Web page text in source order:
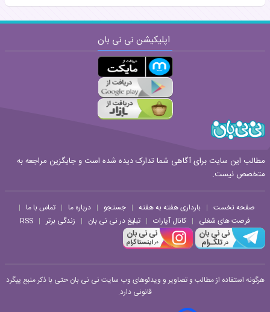
اپلیکیشن نی نی بان
مطالب این سایت برای آگاهی شما تدارک دیده شده است و جایگزین مراجعه به
متخصص نیست.
صفحه نخست | بارداری هفته به هفته | جستجو | درباره ما | تماس با ما |
فرصت های شغلی | کانال آپارات | تبلیغ در نی نی بان | زندگی برتر |
RSS
هرگونه استفاده از مطالب و تصاویر و ویدئوهای وب سایت نی نی بان حتی با ذکر منبع پیگرد
قانونی دارد.